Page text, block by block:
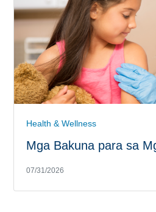
Health & Wellness
Mga Bakuna para sa
07/31/2026